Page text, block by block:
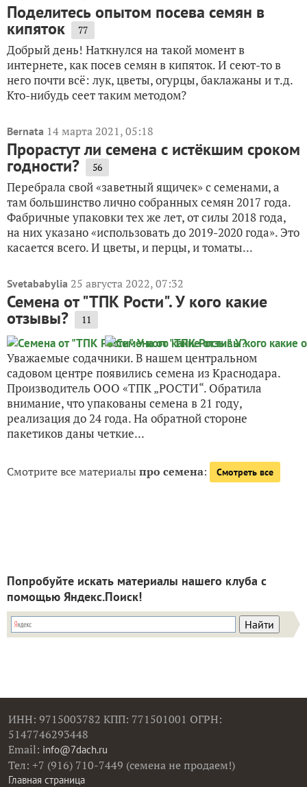
Поделитесь опытом посева семян в
кипяток 77
Добрый день! Наткнулся на такой момент в
интернете, как посев семян в кипяток. И сеют-то в
него почти всё: лук, цветы, огурцы, баклажаны и т.д.
Кто-нибудь сеет таким методом?
Bernata 14 марта 2021, 05:18
Прорастут ли семена с истёкшим сроком
годности? 56
Перебрала свой «заветный ящичек» с семенами, а
там большинство лично собранных семян 2017 года.
Фабричные упаковки тех же лет, от силы 2018 года,
на них указано «использовать до 2019-2020 года». Это
касается всего. И цветы, и перцы, и томаты...
Svetababylia 25 августа 2022, 07:32
Семена от "ТПК Рости". У кого какие
отзывы? 11
Уважаемые содачники. В нашем центральном
садовом центре появились семена из Краснодара.
Производитель ООО «ТПК „РОСТИ“. Обратила
внимание, что упакованы семена в 21 году,
реализация до 24 года. На обратной стороне
пакетиков даны четкие...
Смотрите все материалыпро семена: Смотреть все
Попробуйте искать материалы нашего клуба с
помощью Яндекс.Поиск!
ИНН: 9715003782 КПП: 771501001 ОГРН:
5147746293448
Email: info@7dach.ru
Тел: +7 (916) 710-7449 (семена не продаем!)
Главная страница